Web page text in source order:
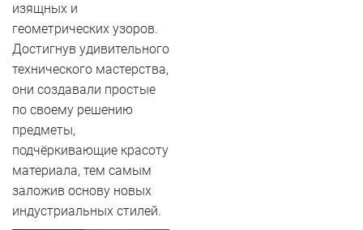
изящных и
геометрических узоров.
Достигнув удивительного
технического мастерства,
они создавали простые
по своему решению
предметы,
подчёркивающие красоту
материала, тем самым
заложив основу новых
индустриальных стилей.